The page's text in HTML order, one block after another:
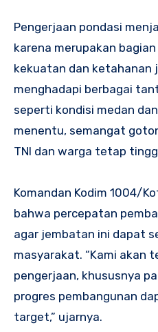
Pengerjaan pondasi
karena merupakan
kekuatan dan ketahanan
menghadapi berbagai
seperti kondisi medan
menentu, semangat
TNI dan warga tetap
Komandan Kodim 1004/
bahwa percepatan
agar jembatan ini dapat
masyarakat. “Kami akan
pengerjaan, khususnya
progres pembangunan
target,” ujarnya.